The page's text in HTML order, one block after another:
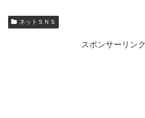
ネットＳＮＳ
スポンサーリンク